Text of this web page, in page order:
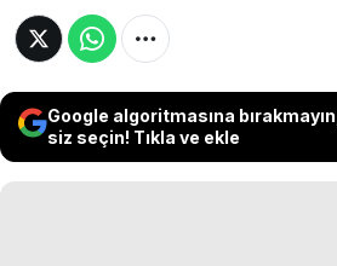
Google algoritmasına
siz seçin! Tıkla ve ekle